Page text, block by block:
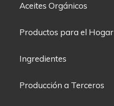
Aceites Orgánicos
Productos para el Hogar
Ingredientes
Producción a Terceros